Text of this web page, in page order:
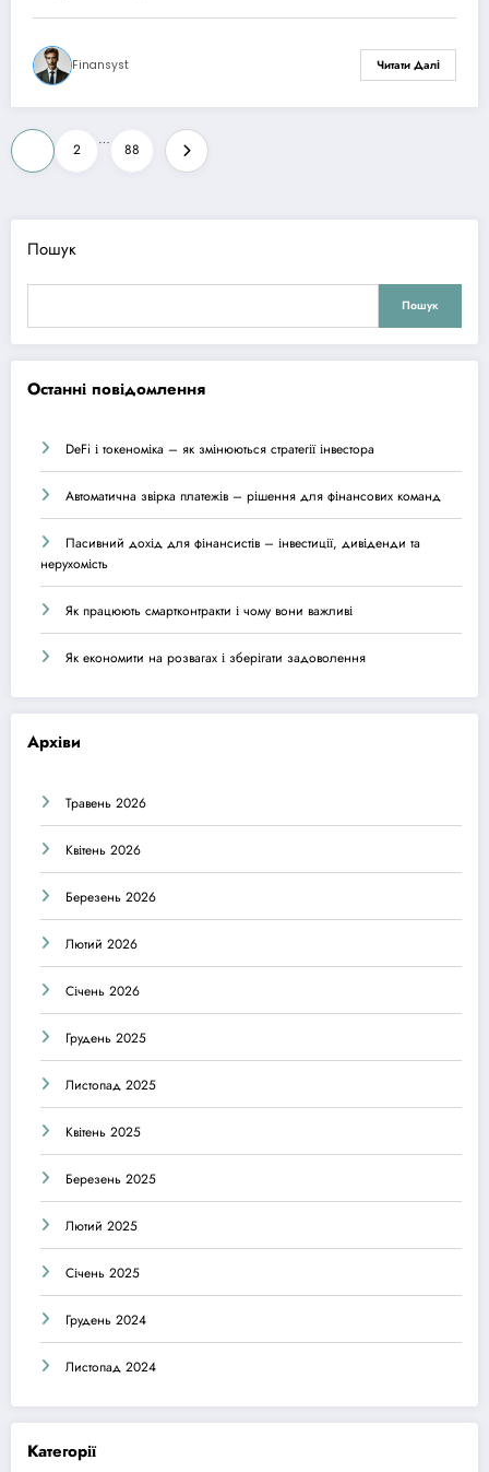
Finansyst Читати Далі
Пагінація
записів
2
…
88
Пошук
Пошук
Останні повідомлення
DeFi і токеноміка – як змінюються стратегії інвестора
Автоматична звірка платежів – рішення для фінансових команд
Пасивний дохід для фінансистів – інвестиції, дивіденди та
нерухомість
Як працюють смартконтракти і чому вони важливі
Як економити на розвагах і зберігати задоволення
Архіви
Травень 2026
Квітень 2026
Березень 2026
Лютий 2026
Січень 2026
Грудень 2025
Листопад 2025
Квітень 2025
Березень 2025
Лютий 2025
Січень 2025
Грудень 2024
Листопад 2024
Категорії